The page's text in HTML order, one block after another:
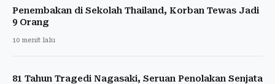
Penembakan di Sekolah Thailand, Korban Tewas Jadi
9 Orang
10 menit lalu
81 Tahun Tragedi Nagasaki, Seruan Penolakan Senjata